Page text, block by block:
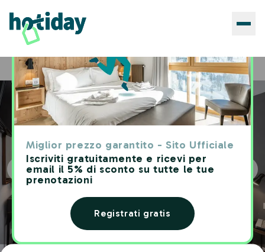
Miglior prezzo garantito - Sito Ufficiale
Iscriviti gratuitamente e ricevi per
email il 5% di sconto su tutte le tue
prenotazioni
Registrati gratis
Home Hotels Hotiday Room Collection - Oporto